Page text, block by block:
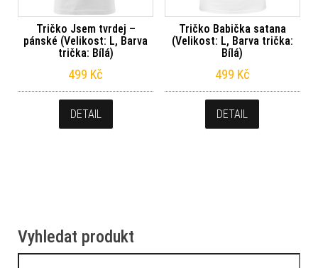
Tričko Jsem tvrdej –
pánské (Velikost: L, Barva
trička: Bílá)
499 Kč
DETAIL
Tričko Babička satana
(Velikost: L, Barva trička:
Bílá)
499 Kč
DETAIL
Vyhledat produkt